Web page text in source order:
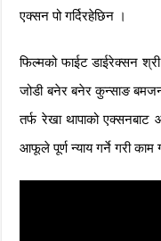
एक्सन पो गर्दिरहेछिन ।
फिल्मको फाईट डाईरेक्सन
जोडी बनेर बनेर कुन्साङ
तर्फ रेखा थापाको
आफूले पूर्ण न्याय गर्ने गरी